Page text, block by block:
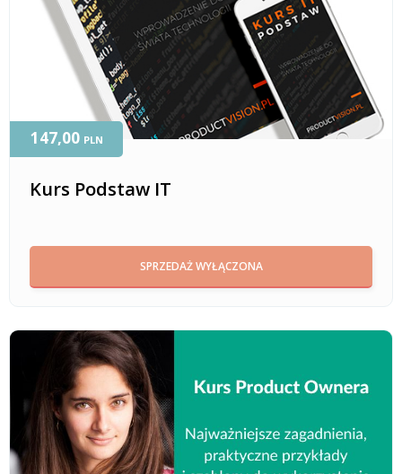
Kurs Podstaw IT
147,00 PLN
SPRZEDAŻ WYŁĄCZONA